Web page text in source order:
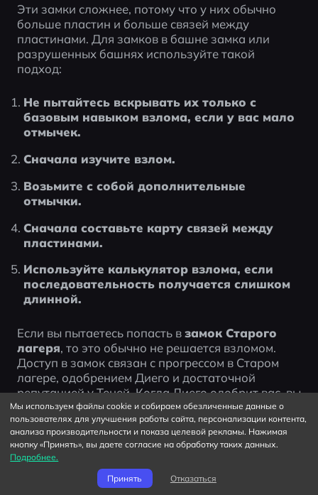
Эти замки сложнее, потому что у них обычно
больше пластин и больше связей между
пластинами. Для замков в башне замка или
разрушенных башнях используйте такой
подход:
Не пытайтесь вскрывать их только с
базовым навыком взлома, если у вас мало
отмычек.
Сначала изучите взлом.
Возьмите с собой дополнительные
отмычки.
Сначала составьте карту связей между
пластинами.
Используйте калькулятор взлома, если
последовательность получается слишком
длинной.
Если вы пытаетесь попасть в замок Старого
лагеря, то это обычно не решается взломом.
Доступ в замок связан с прогрессом в Старом
лагере, одобрением Диего и достаточной
репутацией у Теней. Когда Диего одобрит вас, вы
сможете войти в замок на аудиенцию у Гомеза.
Итак, на вопрос «как попасть в замок в Gothic 1
Remake» ответ такой:
Мы используем файлы cookie и собираем обезличенные данные о
пользователях для улучшения работы сайта, персонализации контента,
анализа производительности и показа целевой рекламы. Нажимая
кнопку «Принять», вы даете согласие на обработку таких данных.
Подробнее.
Принять
Отказаться